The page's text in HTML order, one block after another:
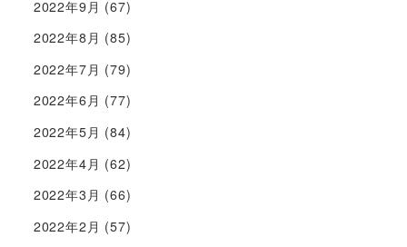
2022年9月 (67)
2022年8月 (85)
2022年7月 (79)
2022年6月 (77)
2022年5月 (84)
2022年4月 (62)
2022年3月 (66)
2022年2月 (57)